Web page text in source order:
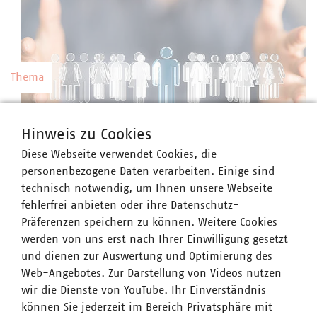
Thema
Kommunale Unternehmen arbeiten hoch
professionell, sind innovativ, zahlen nach Tarif
und bieten gute Weiterbildungsmöglichkeiten
sowie berufliche Perspektiven.
Thema
Hinweis zu Cookies
Diese Webseite verwendet Cookies, die
personenbezogene Daten verarbeiten. Einige sind
technisch notwendig, um Ihnen unsere Webseite
fehlerfrei anbieten oder ihre Datenschutz-
Präferenzen speichern zu können. Weitere Cookies
werden von uns erst nach Ihrer Einwilligung gesetzt
und dienen zur Auswertung und Optimierung des
Web-Angebotes. Zur Darstellung von Videos nutzen
wir die Dienste von YouTube. Ihr Einverständnis
können Sie jederzeit im Bereich Privatsphäre mit